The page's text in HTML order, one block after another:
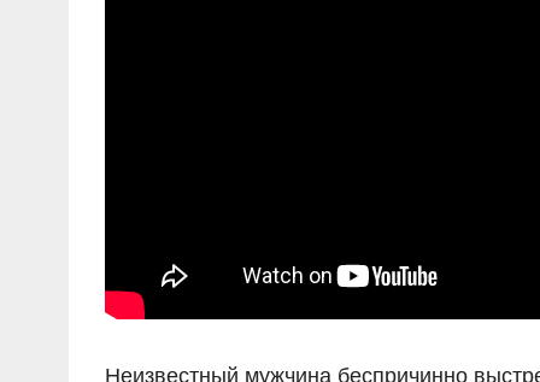
Неизвестный мужчина беспричинно